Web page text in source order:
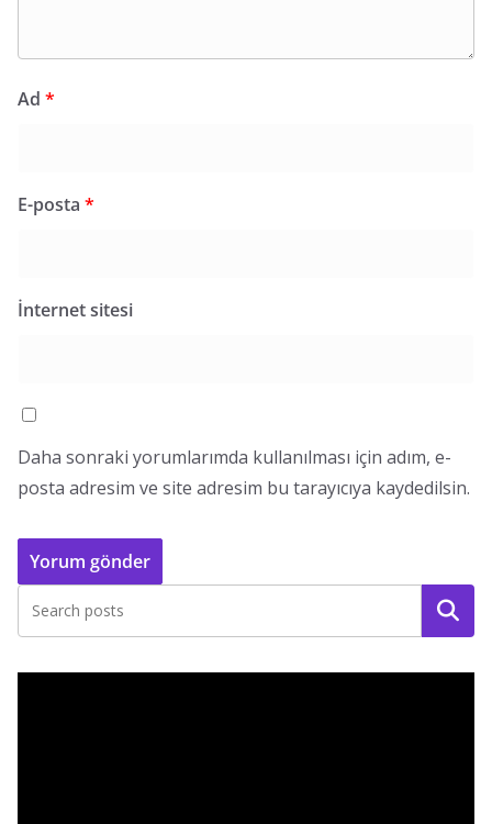
Ad *
E-posta *
İnternet sitesi
Daha sonraki yorumlarımda kullanılması için adım, e-
posta adresim ve site adresim bu tarayıcıya kaydedilsin.
Ara